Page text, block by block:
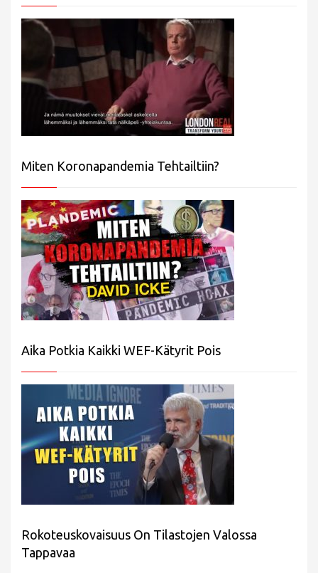
Miten Koronapandemia Tehtailtiin?
Aika Potkia Kaikki WEF-Kätyrit Pois
Rokoteuskovaisuus On Tilastojen Valossa
Tappavaa